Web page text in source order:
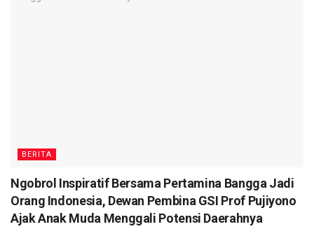
BERITA
Ngobrol Inspiratif Bersama Pertamina Bangga Jadi
Orang Indonesia, Dewan Pembina GSI Prof Pujiyono
Ajak Anak Muda Menggali Potensi Daerahnya